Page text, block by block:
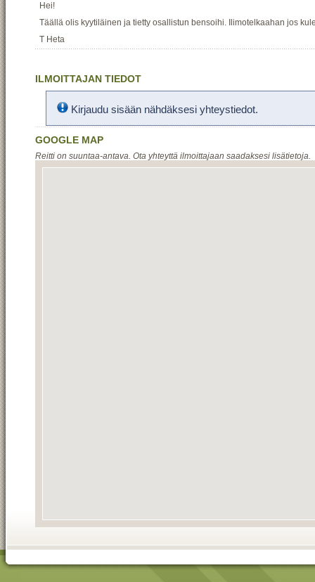
Hei!
Täällä olis kyytiläinen ja tietty osallistun bensoihi. Ilimotelkaahan jos
T Heta
ILMOITTAJAN TIEDOT
Kirjaudu sisään nähdäksesi yhteystiedot.
GOOGLE MAP
Reitti on suuntaa-antava. Ota yhteyttä ilmoittajaan saadaksesi lisätietoja.